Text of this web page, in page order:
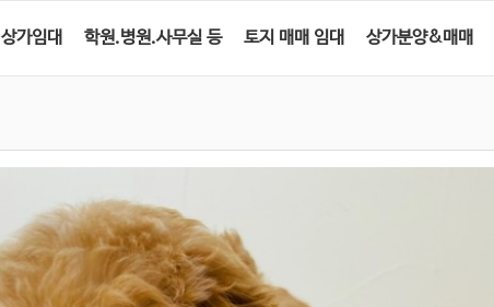
가임대 학원.병원.사무실 등 토지 매매 임대 상가분양&매매